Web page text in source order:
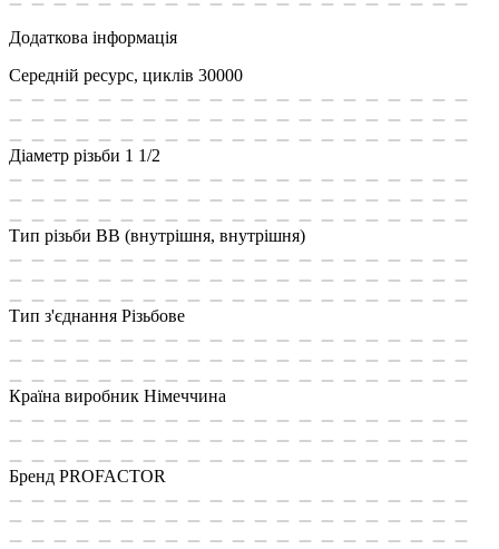
Додаткова інформація
Середній ресурс, циклів 30000
Діаметр різьби 1 1/2
Тип різьби ВВ (внутрішня, внутрішня)
Тип з'єднання Різьбове
Країна виробник Німеччина
Бренд PROFACTOR